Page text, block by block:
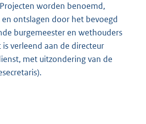
worden benoemd,
en ontslagen door het bevoegd
burgemeester en wethouders
verleend aan de directeur
met uitzondering van de